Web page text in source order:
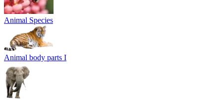
Animal Species
Animal body parts I